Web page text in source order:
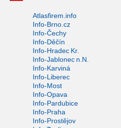
Atlasfirem.info
Info-Brno.cz
Info-Čechy
Info-Děčín
Info-Hradec Kr.
Info-Jablonec n.N.
Info-Karviná
Info-Liberec
Info-Most
Info-Opava
Info-Pardubice
Info-Praha
Info-Prostějov